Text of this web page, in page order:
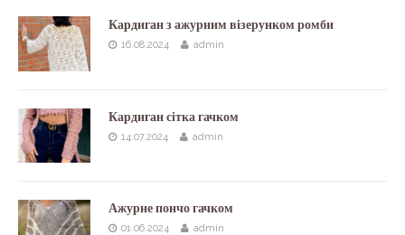
Кардиган з ажурним візерунком ромби
16.08.2024 admin
Кардиган сітка гачком
14.07.2024 admin
Ажурне пончо гачком
01.06.2024 admin